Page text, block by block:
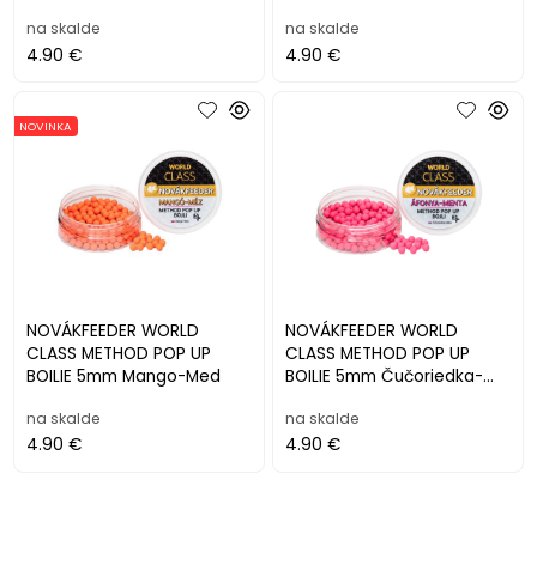
na skalde
4.90 €
na skalde
4.90 €
NOVÁKFEEDER WORLD
CLASS METHOD POP UP
BOILIE 5mm Mango-Med
NOVINKA
na skalde
4.90 €
NOVÁKFEEDER WORLD
CLASS METHOD POP UP
BOILIE 5mm Čučoriedka-
na skalde
4.90 €